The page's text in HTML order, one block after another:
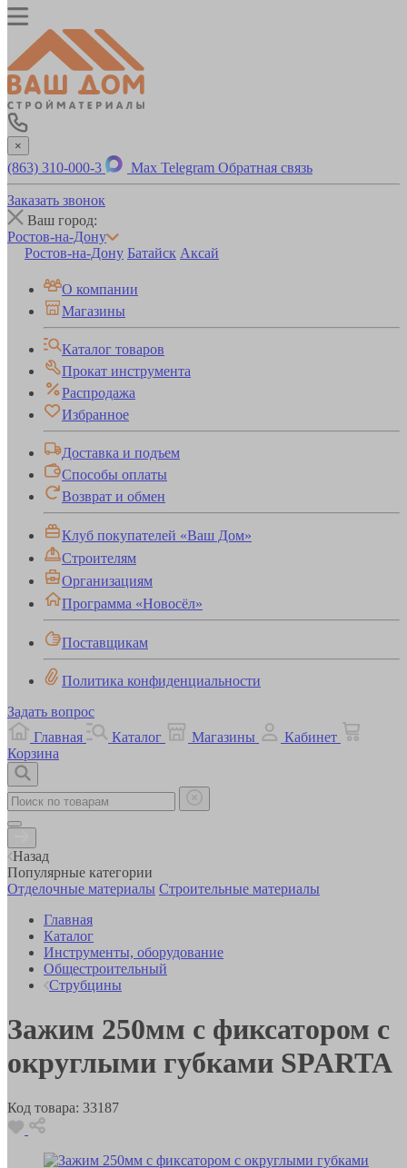
×
(863) 310-000-3 Max Telegram Обратная связь
Заказать звонок
Ваш город:
Ростов-на-Дону
Ростов-на-Дону Батайск Аксай
О компании
Магазины
Каталог товаров
Прокат инструмента
Распродажа
Избранное
Доставка и подъем
Способы оплаты
Возврат и обмен
Клуб покупателей «Ваш Дом»
Строителям
Организациям
Программа «Новосёл»
Поставщикам
Политика конфиденциальности
Задать вопрос
Главная
Каталог Магазины
Кабинет
Корзина
Назад
Популярные категории
Отделочные материалы Строительные материалы
Главная
Каталог
Инструменты, оборудование
Общестроительный
Струбцины
Зажим 250мм с фиксатором с
округлыми губками SPARTA
Код товара: 33187